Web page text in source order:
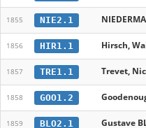
1855 NIE2.1
1856 HIR1.1 Hirsch,
1857 TRE1.1 Trevet,
1858 GOO1.2
1859 BLO2.1 Gustave